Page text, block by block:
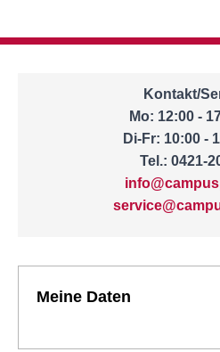
Kontakt/
Mo: 12:00 -
Di-Fr: 10:00 -
Tel.: 0421-
Meine Daten